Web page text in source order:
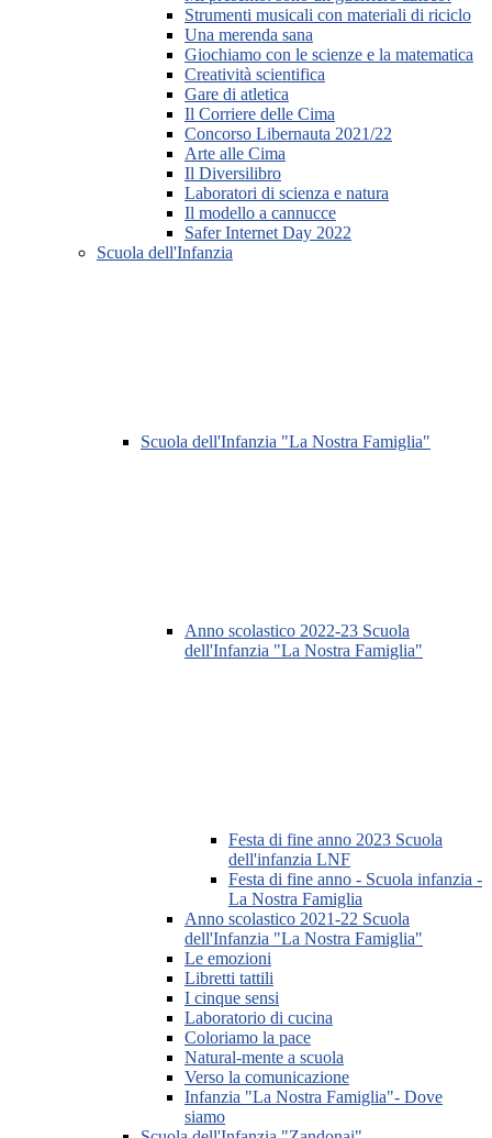
Strumenti musicali con materiali di riciclo
Una merenda sana
Giochiamo con le scienze e la matematica
Creatività scientifica
Gare di atletica
Il Corriere delle Cima
Concorso Libernauta 2021/22
Arte alle Cima
Il Diversilibro
Laboratori di scienza e natura
Il modello a cannucce
Safer Internet Day 2022
Scuola dell'Infanzia
Scuola dell'Infanzia "La Nostra Famiglia"
Anno scolastico 2022-23 Scuola
dell'Infanzia "La Nostra Famiglia"
Festa di fine anno 2023 Scuola
dell'infanzia LNF
Festa di fine anno - Scuola infanzia -
La Nostra Famiglia
Anno scolastico 2021-22 Scuola
dell'Infanzia "La Nostra Famiglia"
Le emozioni
Libretti tattili
I cinque sensi
Laboratorio di cucina
Coloriamo la pace
Natural-mente a scuola
Verso la comunicazione
Infanzia "La Nostra Famiglia"- Dove
siamo